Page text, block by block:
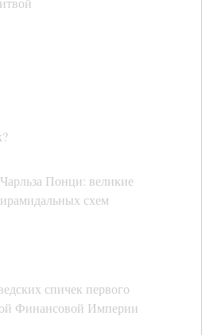
Понци: великие
схем
спичек первого
Финансовой Империи